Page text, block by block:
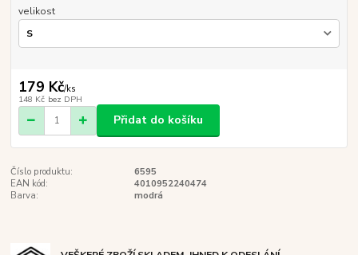
velikost
179 Kč/ks
148 Kč bez DPH
Přidat do košíku
Číslo produktu:
6595
EAN kód:
4010952240474
Barva:
modrá